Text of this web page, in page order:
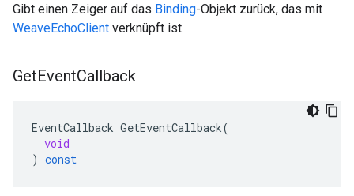
Gibt einen Zeiger auf das Binding-Objekt zurück, das mit
WeaveEchoClient verknüpft ist.
GetEventCallback
EventCallback GetEventCallback(
void
) const